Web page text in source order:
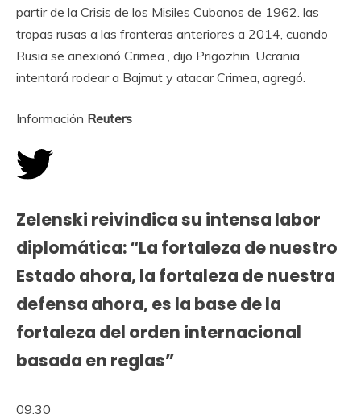
partir de la Crisis de los Misiles Cubanos de 1962. las
tropas rusas a las fronteras anteriores a 2014, cuando
Rusia se anexionó Crimea , dijo Prigozhin. Ucrania
intentará rodear a Bajmut y atacar Crimea, agregó.
Información Reuters
Zelenski reivindica su intensa labor
diplomática: “La fortaleza de nuestro
Estado ahora, la fortaleza de nuestra
defensa ahora, es la base de la
fortaleza del orden internacional
basada en reglas”
09:30